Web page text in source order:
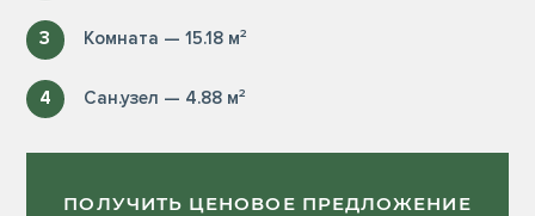
3 Комната — 15.18 м²
4 Сан.узел — 4.88 м²
ПОЛУЧИТЬ ЦЕНОВОЕ ПРЕДЛОЖЕНИЕ